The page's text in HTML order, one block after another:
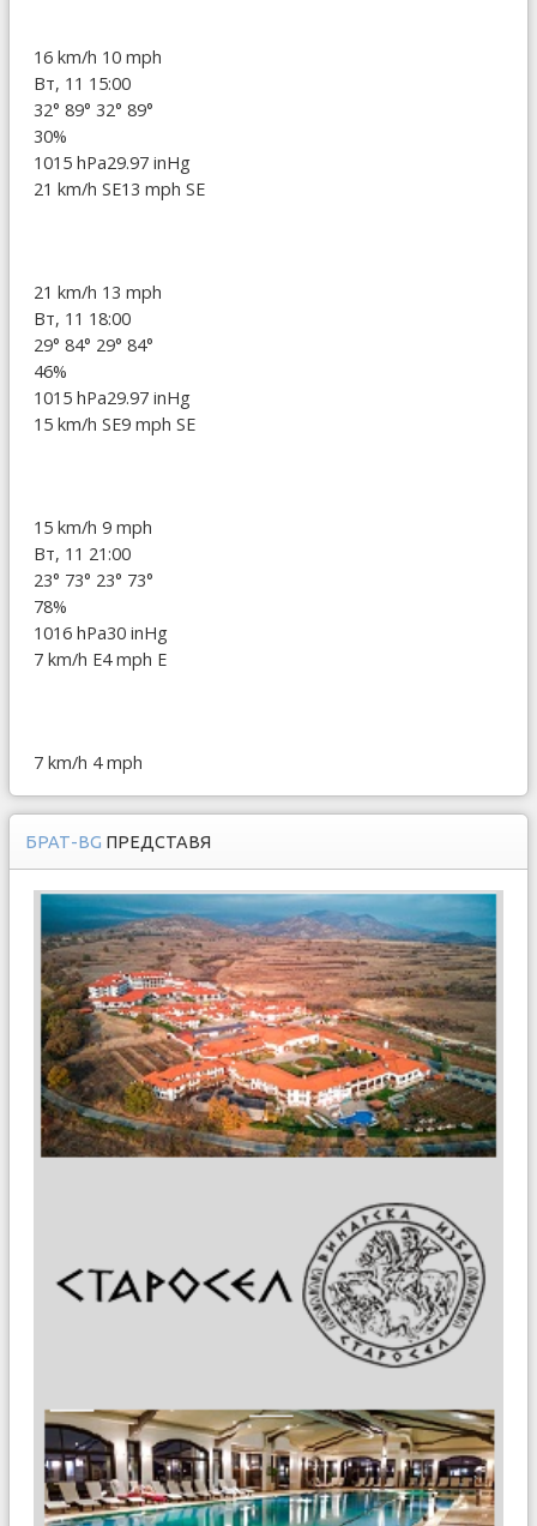
16 km/h 10 mph
Вт, 11 15:00
32° 89° 32° 89°
30%
1015 hPa29.97 inHg
21 km/h SE13 mph SE
21 km/h 13 mph
Вт, 11 18:00
29° 84° 29° 84°
46%
1015 hPa29.97 inHg
15 km/h SE9 mph SE
15 km/h 9 mph
Вт, 11 21:00
23° 73° 23° 73°
78%
1016 hPa30 inHg
7 km/h E4 mph E
7 km/h 4 mph
БРАТ-BG ПРЕДСТАВЯ